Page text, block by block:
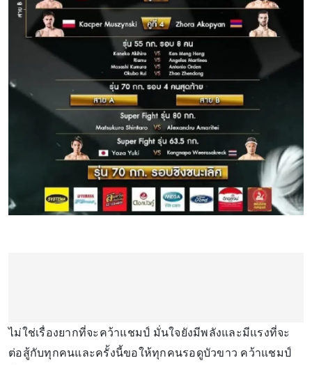
ไม่ใช่เรื่องยากที่จะคว้าแชมป์ มั่นใจยังมีพลังและมีแรงที่จะ
ต่อสู้กับทุกคนและครั้งนี้ขอให้ทุกคนรอดูบัวขาว คว้าแชมป์